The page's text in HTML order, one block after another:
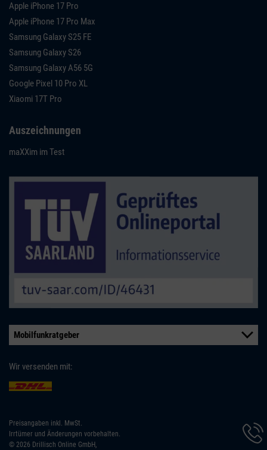
Apple iPhone 17 Pro
Apple iPhone 17 Pro Max
Samsung Galaxy S25 FE
Samsung Galaxy S26
Samsung Galaxy A56 5G
Google Pixel 10 Pro XL
Xiaomi 17T Pro
Auszeichnungen
maXXim im Test
Mobilfunkratgeber
Wir versenden mit:
Preisangaben inkl. MwSt.
Irrtümer und Änderungen vorbehalten.
© 2026 Drillisch Online GmbH,